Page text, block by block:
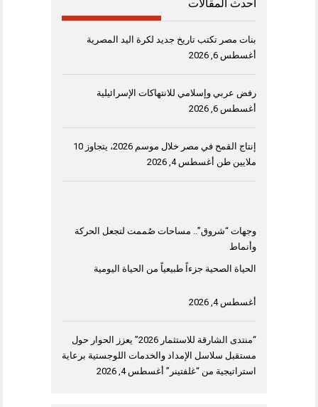
أحدث المقالات
بنات مصر تكتب تاريخ جديد لكرة اليد المصرية
أغسطس 6, 2026
رفض عربي وإسلامي للانتهاكات الإسرائيلية
أغسطس 6, 2026
إنتاج القمح في مصر خلال موسم 2026، يتجاوز 10
ملايين طن أغسطس 4, 2026
وجهات “شروق”.. مساحات صُممت لتجعل الحركة
وأنماط
الحياة الصحية جزءاً طبيعياً من الحياة اليومية
أغسطس 4, 2026
“منتدى الشارقة للاستثمار 2026” يعزز الحوار حول
مستقبل سلاسل الإمداد والخدمات اللوجستية برعاية
استراتيجية من “غلفتينر” أغسطس 4, 2026